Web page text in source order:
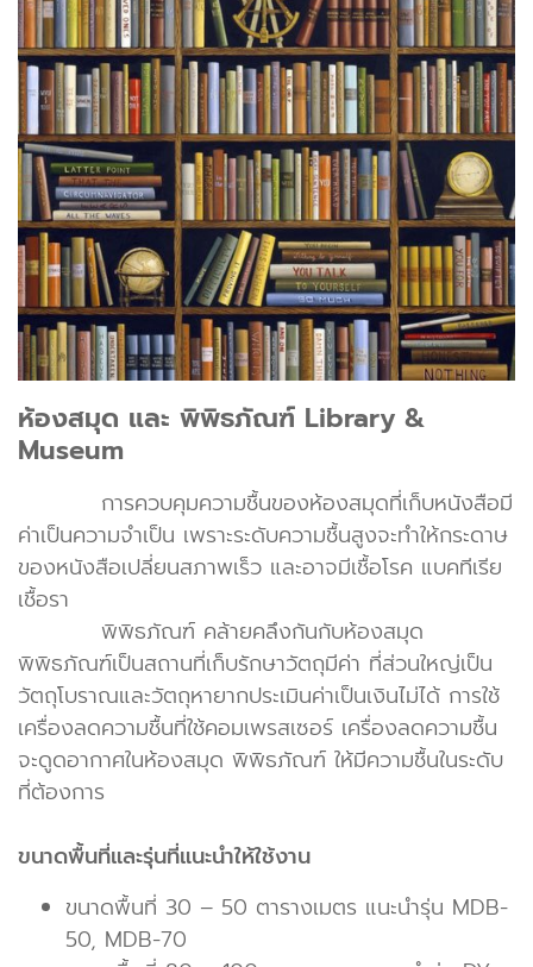
ห้องสมุด และ พิพิธภัณฑ์ Library &
Museum
การควบคุมความชื้นของห้องสมุดที่เก็บหนังสือมี
ค่าเป็นความจำเป็น เพราะระดับความชื้นสูงจะทำให้กระดาษ
ของหนังสือเปลี่ยนสภาพเร็ว และอาจมีเชื้อโรค แบคทีเรีย
เชื้อรา
พิพิธภัณฑ์ คล้ายคลึงกันกับห้องสมุด
พิพิธภัณฑ์เป็นสถานที่เก็บรักษาวัตถุมีค่า ที่ส่วนใหญ่เป็น
วัตถุโบราณและวัตถุหายากประเมินค่าเป็นเงินไม่ได้ การใช้
เครื่องลดความชื้นที่ใช้คอมเพรสเซอร์ เครื่องลดความชื้น
จะดูดอากาศในห้องสมุด พิพิธภัณฑ์ ให้มีความชื้นในระดับ
ที่ต้องการ
ขนาดพื้นที่และรุ่นที่แนะนำให้ใช้งาน
ขนาดพื้นที่ 30 – 50 ตารางเมตร แนะนำรุ่น MDB-
50, MDB-70